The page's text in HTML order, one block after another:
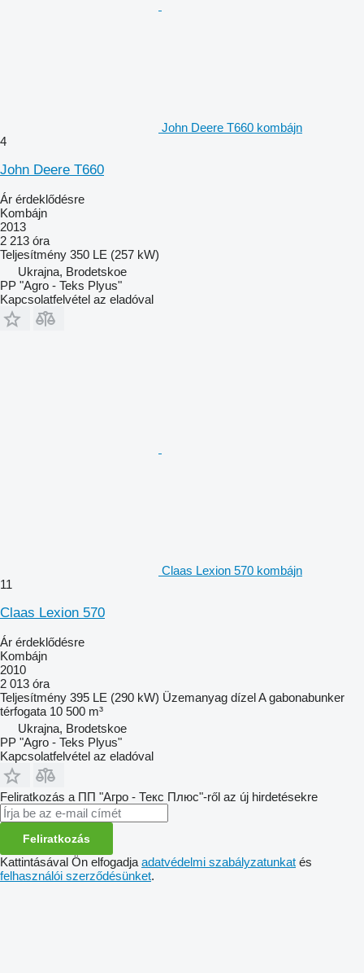
John Deere T660 kombájn
4
John Deere T660
Ár érdeklődésre
Kombájn
2013
2 213 óra
Teljesítmény 350 LE (257 kW)
Ukrajna, Brodetskoe
PP "Agro - Teks Plyus"
Kapcsolatfelvétel az eladóval
Claas Lexion 570 kombájn
11
Claas Lexion 570
Ár érdeklődésre
Kombájn
2010
2 013 óra
Teljesítmény 395 LE (290 kW) Üzemanyag dízelA gabonabunker
térfogata 10 500 m³
Ukrajna, Brodetskoe
PP "Agro - Teks Plyus"
Kapcsolatfelvétel az eladóval
Feliratkozás a ПП "Агро - Текс Плюс"-ről az új hirdetésekre
Feliratkozás
Kattintásával Ön elfogadja adatvédelmi szabályzatunkat és
felhasználói szerződésünket.